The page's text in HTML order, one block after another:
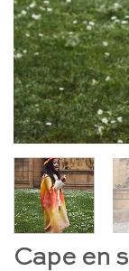
Cape en